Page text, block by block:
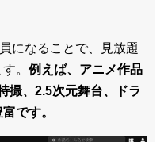
になることで、見放題
。 例えば、アニメ作品
撮、2.5次元舞台、ドラ
です。